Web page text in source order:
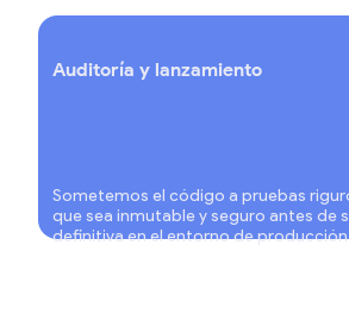
Auditoría y lanzamiento
Sometemos el código a pruebas
que sea inmutable y seguro antes de
definitiva en el entorno de